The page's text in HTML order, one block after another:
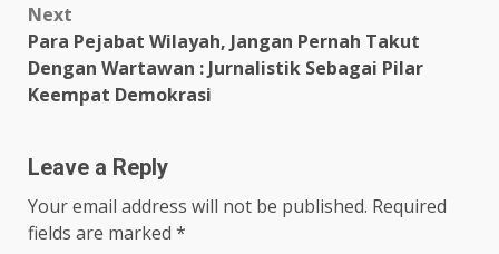
Next
Para Pejabat Wilayah, Jangan Pernah Takut
Dengan Wartawan : Jurnalistik Sebagai Pilar
Keempat Demokrasi
Leave a Reply
Your email address will not be published. Required
fields are marked *